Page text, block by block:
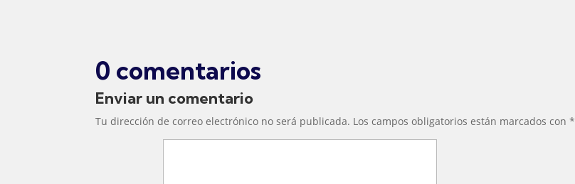
0 comentarios
Enviar un comentario
Tu dirección de correo electrónico no será publicada. Los campos obligatorios están marcados con*